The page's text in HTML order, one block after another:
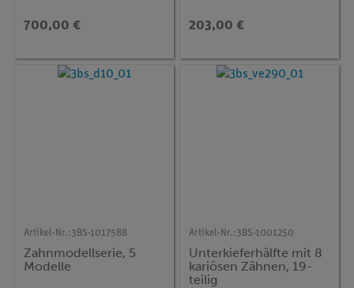
700,00 € 203,00 €
Artikel-Nr.:3BS-1017588
Zahnmodellserie, 5
Modelle
Artikel-Nr.:3BS-1001250
Unterkieferhälfte mit 8
kariösen Zähnen, 19-
teilig